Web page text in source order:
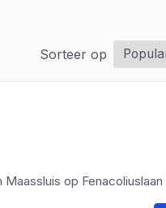
Sorteer op
op Fenacoliuslaan